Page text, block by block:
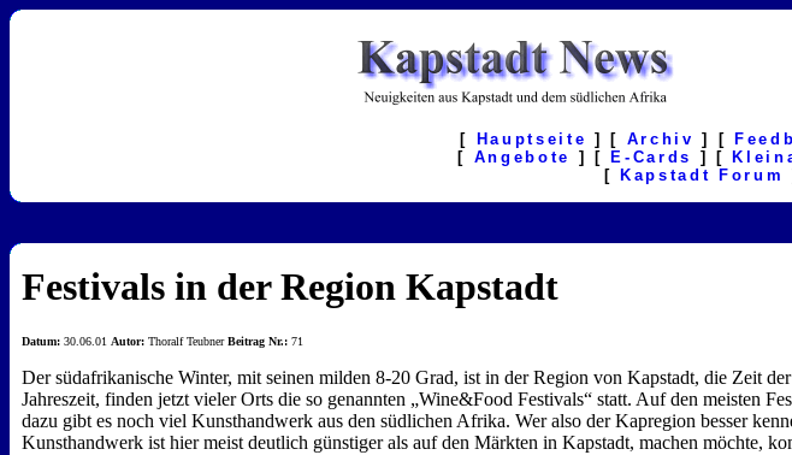
[ Hauptseite ] [ Archiv ] [
[ Angebote ] [ E-Cards ] [
[
Kapstadt Forum
Festivals in der Region Kapstadt
Datum: 30.06.01 Autor: Thoralf TeubnerBeitrag Nr.: 71
Der südafrikanische Winter, mit seinen milden 8-20 Grad, ist in der Region von Kapstadt, die Zeit
Jahreszeit, finden jetzt vieler Orts die so genannten „Wine&Food Festivals“ statt. Auf den meisten
dazu gibt es noch viel Kunsthandwerk aus den südlichen Afrika. Wer also der Kapregion besser
Kunsthandwerk ist hier meist deutlich günstiger als auf den Märkten in Kapstadt, machen möchte,